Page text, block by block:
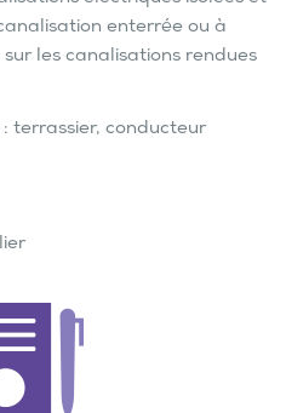
enterrée ou à
les canalisations rendues
terrassier, conducteur